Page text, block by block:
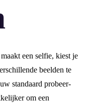
een selfie, kiest je
beelden te
standaard probeer-
om een